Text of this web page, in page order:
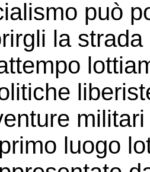
può
la
luogo